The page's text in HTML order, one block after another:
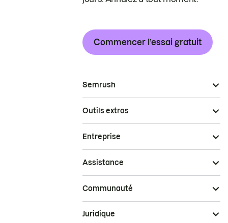
Commencer l’essai gratuit
Semrush
Outils extras
Entreprise
Assistance
Communauté
Juridique